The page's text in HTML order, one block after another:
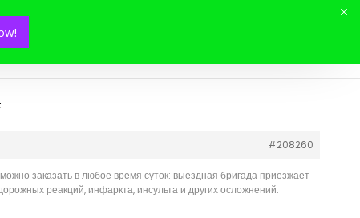
#208260
заказать в любое время суток: выездная бригада приезжает
реакций, инфаркта, инсульта и других осложнений.